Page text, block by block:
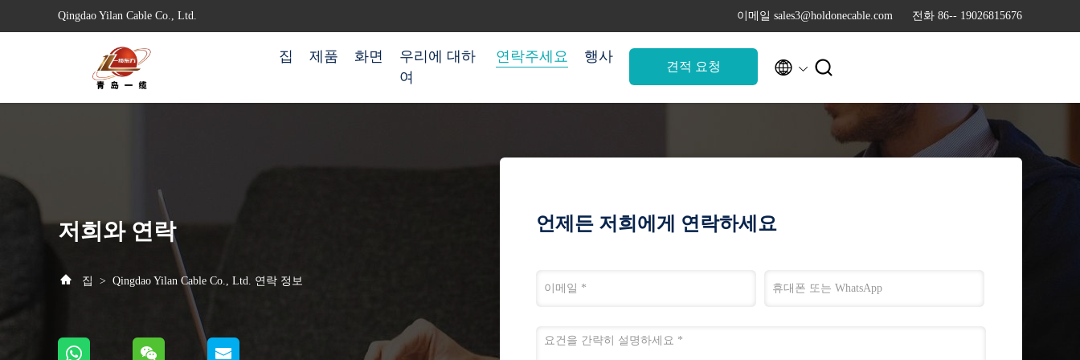
Qingdao Yilan Cable Co., Ltd. 이메일 sales3@holdonecable.com 전화 86-- 19026815676
집 제품 화면
우리에 대하
여
연락주세요 행사
견적 요청  
저희와 연락
집 > Qingdao Yilan Cable Co., Ltd. 연락 정보
언제든 저희에게 연락하세요